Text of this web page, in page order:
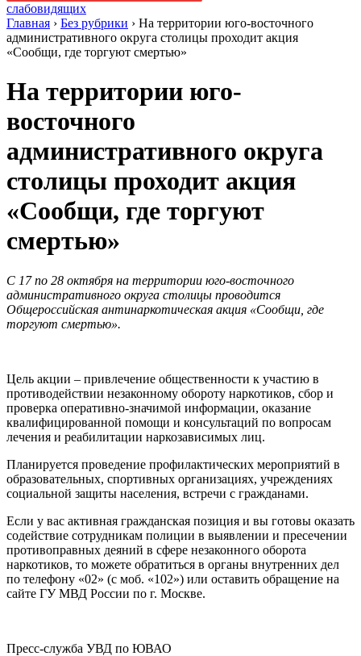
слабовидящих
Главная › Без рубрики › На территории юго-восточного
административного округа столицы проходит акция
«Сообщи, где торгуют смертью»
На территории юго-
восточного
административного округа
столицы проходит акция
«Сообщи, где торгуют
смертью»
C 17 по 28 октября на территории юго-восточного
административного округа столицы проводится
Общероссийская антинаркотическая акция «Сообщи, где
торгуют смертью».
Цель акции – привлечение общественности к участию в
противодействии незаконному обороту наркотиков, сбор и
проверка оперативно-значимой информации, оказание
квалифицированной помощи и консультаций по вопросам
лечения и реабилитации наркозависимых лиц.
Планируется проведение профилактических мероприятий в
образовательных, спортивных организациях, учреждениях
социальной защиты населения, встречи с гражданами.
Если у вас активная гражданская позиция и вы готовы оказать
содействие сотрудникам полиции в выявлении и пресечении
противоправных деяний в сфере незаконного оборота
наркотиков, то можете обратиться в органы внутренних дел
по телефону «02» (с моб. «102») или оставить обращение на
сайте ГУ МВД России по г. Москве.
Пресс-служба УВД по ЮВАО